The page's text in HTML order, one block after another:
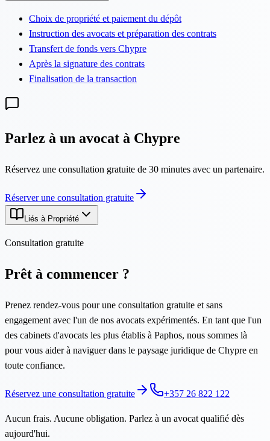
Choix de propriété et paiement du dépôt
Instruction des avocats et préparation des contrats
Transfert de fonds vers Chypre
Après la signature des contrats
Finalisation de la transaction
Parlez à un avocat à Chypre
Réservez une consultation gratuite de 30 minutes avec un partenaire.
Réserver une consultation gratuite
Liés à Propriété
Consultation gratuite
Prêt à commencer ?
Prenez rendez-vous pour une consultation gratuite et sans
engagement avec l'un de nos avocats expérimentés. En tant que l'un
des cabinets d'avocats les plus établis à Paphos, nous sommes là
pour vous aider à naviguer dans le paysage juridique de Chypre en
toute confiance.
Réservez une consultation gratuite +357 26 822 122
Aucun frais. Aucune obligation. Parlez à un avocat qualifié dès
aujourd'hui.